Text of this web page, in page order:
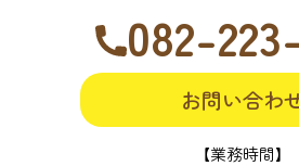
082-
お問い合わ
【業務時間】